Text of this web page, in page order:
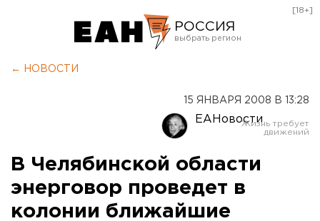
РОССИЯ
Оренбург
[18+]
← НОВОСТИ
15 ЯНВАРЯ 2008 В 13:28
ЕАНовости
В Челябинской области
энерговор проведет в
колонии ближайшие